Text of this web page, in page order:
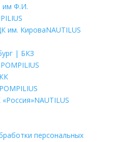
им Ф.И.
им. КироваNAUTILUS
| БКЗ
NAUTILUS
персональных